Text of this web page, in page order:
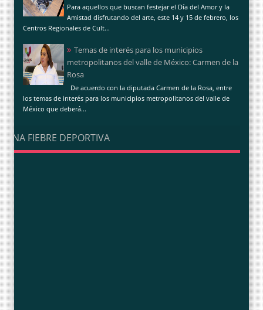
Para aquellos que buscan festejar el Día del Amor y la
Amistad disfrutando del arte, este 14 y 15 de febrero, los
Centros Regionales de Cult...
Temas de interés para los municipios
metropolitanos del valle de México: Carmen de la
Rosa
De acuerdo con la diputada Carmen de la Rosa, entre
los temas de interés para los municipios metropolitanos del valle de
México que deberá...
UNA FIEBRE DEPORTIVA